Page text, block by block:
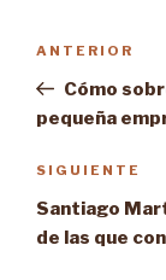
entradas
Entrada
anterior:
ANTERIOR
Cómo
pequeña
Siguiente
entrada
SIGUIENTE
Santiago
de las que